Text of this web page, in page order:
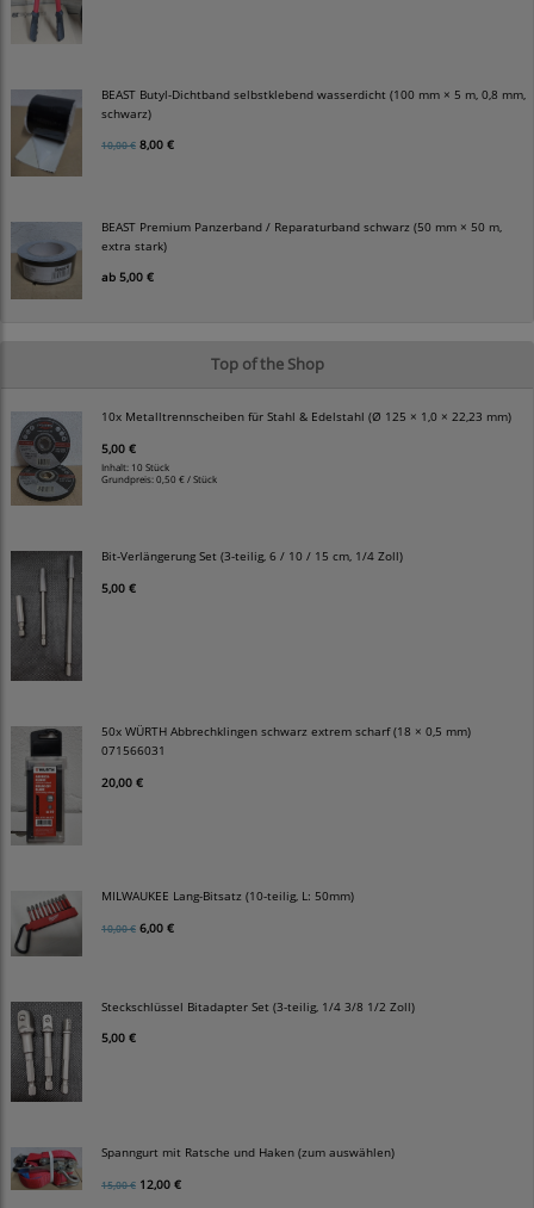
BEAST Butyl-Dichtband selbstklebend wasserdicht (100 mm × 5 m, 0,8 mm,
schwarz)
10,00 € 8,00 €
BEAST Premium Panzerband / Reparaturband schwarz (50 mm × 50 m,
extra stark)
ab 5,00 €
Top of the Shop
10x Metalltrennscheiben für Stahl & Edelstahl (Ø 125 × 1,0 × 22,23 mm)
5,00 €
Inhalt: 10 Stück
Grundpreis:0,50 € / Stück
Bit-Verlängerung Set (3-teilig, 6 / 10 / 15 cm, 1/4 Zoll)
5,00 €
50x WÜRTH Abbrechklingen schwarz extrem scharf (18 × 0,5 mm)
071566031
20,00 €
MILWAUKEE Lang-Bitsatz (10-teilig, L: 50mm)
10,00 € 6,00 €
Steckschlüssel Bitadapter Set (3-teilig, 1/4 3/8 1/2 Zoll)
5,00 €
Spanngurt mit Ratsche und Haken (zum auswählen)
15,00 € 12,00 €